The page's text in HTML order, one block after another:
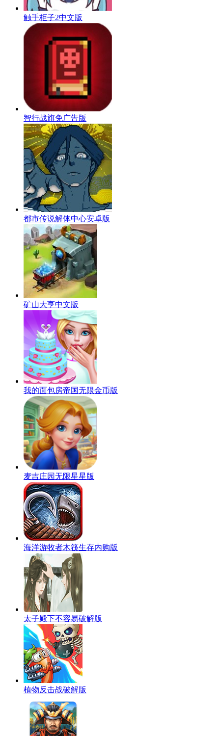
触手柜子2中文版
智行战旗免广告版
都市传说解体中心安卓版
矿山大亨中文版
我的面包房帝国无限金币版
麦吉庄园无限星星版
海洋游牧者木筏生存内购版
太子殿下不容易破解版
植物反击战破解版